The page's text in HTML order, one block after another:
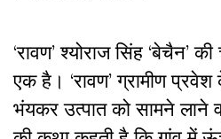
‘रावण’ श्योराज सिंह ‘बेचैन’
एक है। ‘रावण’ ग्रामीण
भंयकर उत्पात को सामने लाने